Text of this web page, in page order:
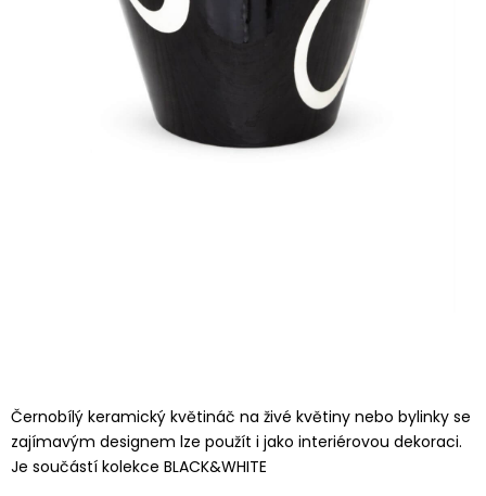
Černobílý keramický květináč na živé květiny nebo bylinky se
zajímavým designem lze použít i jako interiérovou dekoraci.
Je součástí kolekce BLACK&WHITE